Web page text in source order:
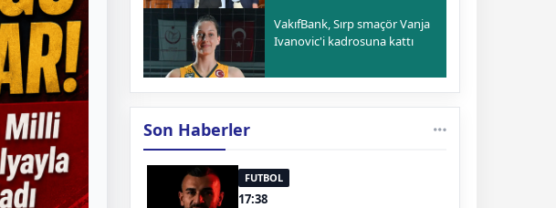
VakıfBank, Sırp smaçör Vanja
Ivanovic'i kadrosuna kattı
Son Haberler
FUTBOL
17:38